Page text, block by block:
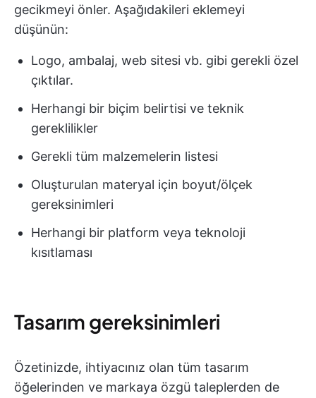
gecikmeyi önler. Aşağıdakileri eklemeyi
düşünün:
Logo, ambalaj, web sitesi vb. gibi gerekli özel
çıktılar.
Herhangi bir biçim belirtisi ve teknik
gereklilikler
Gerekli tüm malzemelerin listesi
Oluşturulan materyal için boyut/ölçek
gereksinimleri
Herhangi bir platform veya teknoloji
kısıtlaması
Tasarım gereksinimleri
Özetinizde, ihtiyacınız olan tüm tasarım
öğelerinden ve markaya özgü taleplerden de